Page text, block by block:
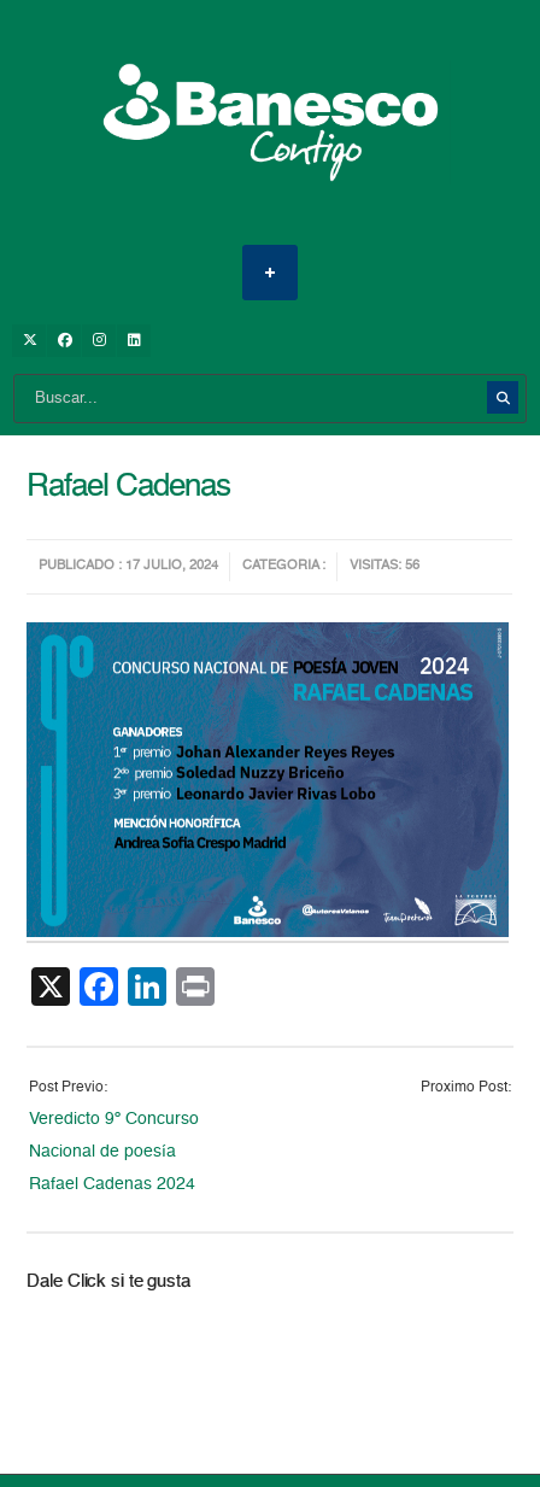
Rafael Cadenas
PUBLICADO : 17 JULIO, 2024 CATEGORIA : VISITAS: 56
X Facebook
LinkedIn
Post Previo:
Veredicto 9º Concurso
Nacional de poesía
Rafael Cadenas 2024
Proximo Post:
Dale Click si te gusta